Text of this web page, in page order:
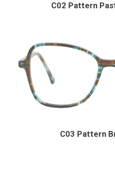
C02 Pattern
C03 Pattern